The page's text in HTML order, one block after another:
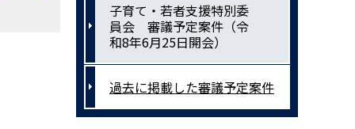
子育て・若者支援特別委
員会 審議予定案件（令
和8年6月25日開会）
過去に掲載した審議予定案件